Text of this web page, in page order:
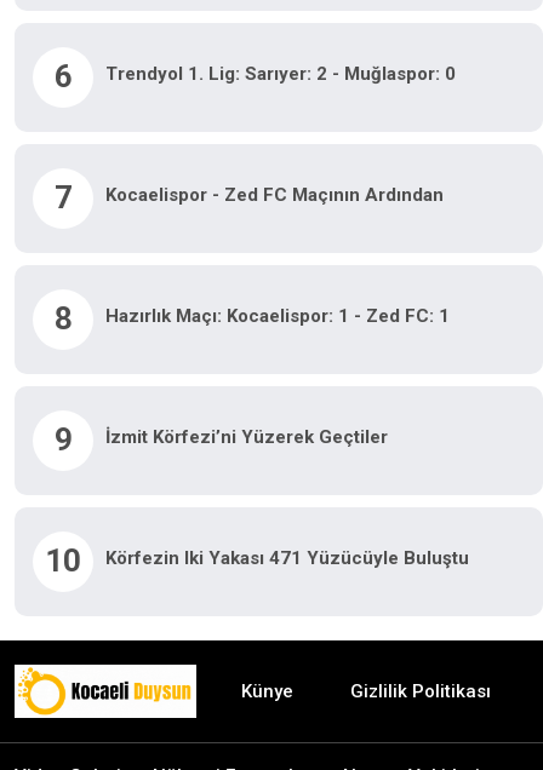
6 Trendyol 1. Lig: Sarıyer: 2 - Muğlaspor: 0
7 Kocaelispor - Zed FC Maçının Ardından
8 Hazırlık Maçı: Kocaelispor: 1 - Zed FC: 1
9 İzmit Körfezi’ni Yüzerek Geçtiler
10 Körfezin Iki Yakası 471 Yüzücüyle Buluştu
Künye Gizlilik Politikası